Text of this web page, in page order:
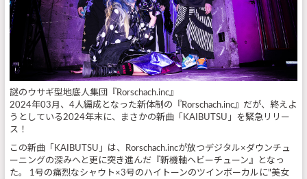
謎のウサギ型地底人集団『Rorschach.inc』
2024年03月、4人編成となった新体制の『Rorschach.inc』だが、終えよ
うとしている2024年末に、まさかの新曲「KAIBUTSU」を緊急リリー
ス！
この新曲「KAIBUTSU」は、Rorschach.incが放つデジタル×ダウンチュ
ーニングの深みへと更に突き進んだ『新機軸ヘビーチューン』となっ
た。 1号の痛烈なシャウト×3号のハイトーンのツインボーカルに"美女